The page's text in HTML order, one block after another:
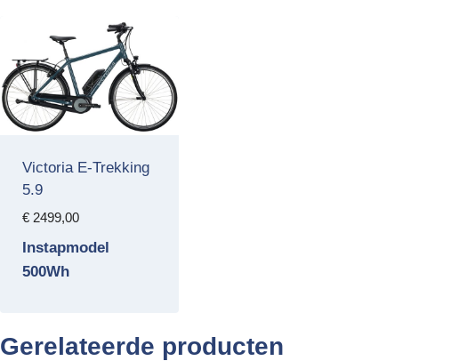
Victoria E-Trekking
5.9
€2499,00
Instapmodel
500Wh
Gerelateerde producten